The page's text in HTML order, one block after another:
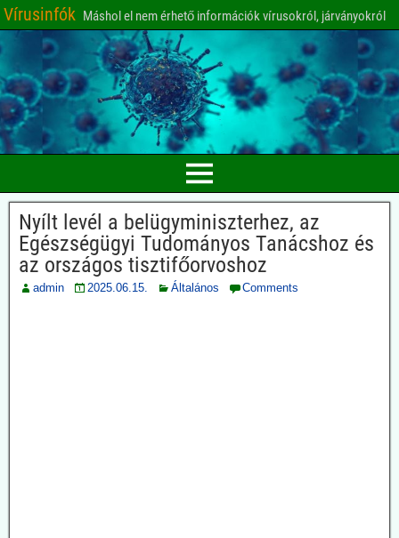
Vírusinfók Máshol el nem érhető információk vírusokról, járványokról
Nyílt levél a belügyminiszterhez, az
Egészségügyi Tudományos Tanácshoz és
az országos tisztifőorvoshoz
admin 2025.06.15. Általános Comments